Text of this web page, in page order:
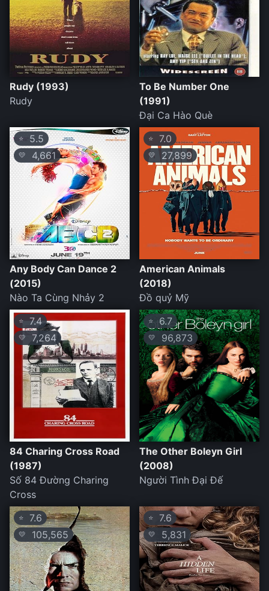
Rudy (1993)
Rudy
To Be Number One
(1991)
Đại Ca Hào Què
⭐ 5.5
💛 4,661
Any Body Can Dance 2
(2015)
Nào Ta Cùng Nhảy 2
⭐ 7.0
💛 27,899
American Animals
(2018)
Đồ quỷ Mỹ
⭐ 7.4
💛 7,264
84 Charing Cross Road
(1987)
Số 84 Đường Charing
Cross
⭐ 6.7
💛 96,873
The Other Boleyn Girl
(2008)
Người Tình Đại Đế
⭐ 7.6
💛 105,565
⭐ 7.6
💛 5,831